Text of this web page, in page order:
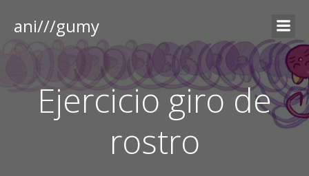
ani///gumy
Ejercicio giro de
rostro